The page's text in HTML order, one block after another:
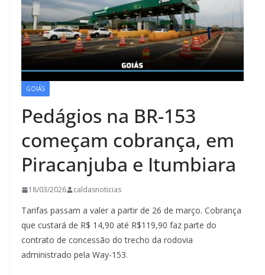
GOIÁS
Pedágios na BR-153
começam cobrança, em
Piracanjuba e Itumbiara
18/03/2026 caldasnoticias
Tarifas passam a valer a partir de 26 de março. Cobrança
que custará de R$ 14,90 até R$119,90 faz parte do
contrato de concessão do trecho da rodovia
administrado pela Way-153.